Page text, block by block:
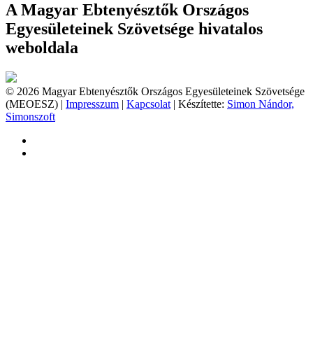
A Magyar Ebtenyésztők Országos
Egyesületeinek Szövetsége hivatalos
weboldala
© 2026 Magyar Ebtenyésztők Országos Egyesületeinek Szövetsége
(MEOESZ) | Impresszum | Kapcsolat | Készítette: Simon Nándor,
Simonszoft